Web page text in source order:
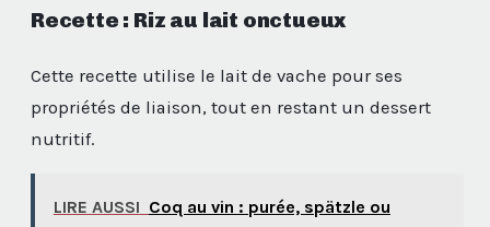
Recette : Riz au lait onctueux
Cette recette utilise le lait de vache pour ses
propriétés de liaison, tout en restant un dessert
nutritif.
LIRE AUSSI Coq au vin : purée, spätzle ou